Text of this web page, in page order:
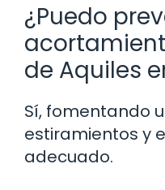
¿Puedo
de Aquiles
Sí, fomentando
estiramientos y
adecuado.